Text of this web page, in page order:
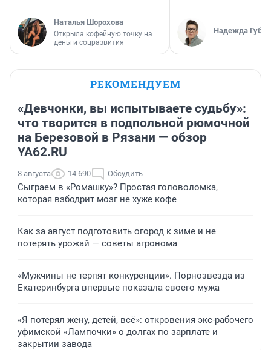
Наталья Шорохова
Открыла кофейную точку на
деньги соцразвития
Надежда
РЕКОМЕНДУЕМ
«Девчонки, вы испытываете судьбу»:
что творится в подпольной рюмочной
на Березовой в Рязани — обзор
YA62.RU
8 августа 14 690 Обсудить
Сыграем в «Ромашку»? Простая головоломка,
которая взбодрит мозг не хуже кофе
Как за август подготовить огород к зиме и не
потерять урожай — советы агронома
«Мужчины не терпят конкуренции». Порнозвезда из
Екатеринбурга впервые показала своего мужа
«Я потерял жену, детей, всё»: откровения экс-рабочего
уфимской «Лампочки» о долгах по зарплате и
закрытии завода